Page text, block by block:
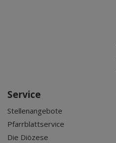
Service
Stellenangebote
Pfarrblattservice
Die Diözese